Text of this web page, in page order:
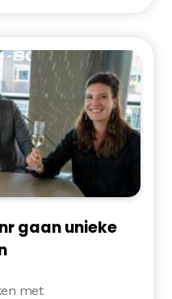
gaan unieke
met